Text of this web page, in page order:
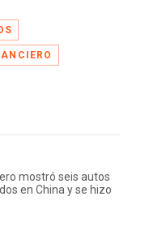
mostró seis autos
en China y se hizo